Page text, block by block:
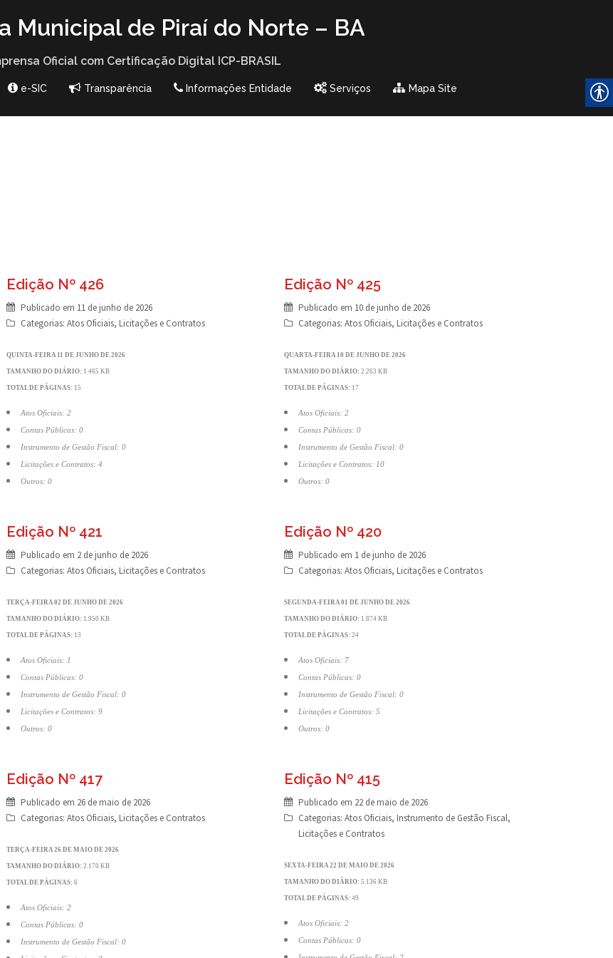
Municipal de Piraí do Norte – BA
Oficial com Certificação Digital ICP-BRASIL
e-SIC Transparência Informações Entidade Serviços Mapa Site
Edição Nº 426
Publicado em 11 de junho de 2026
Categorias: Atos Oficiais, Licitações e Contratos
QUINTA-FEIRA 11 DE JUNHO DE 2026
TAMANHO DO DIÁRIO: 1.465 KB
TOTAL DE PÁGINAS: 15
Atos Oficiais: 2
Contas Públicas: 0
Instrumento de Gestão Fiscal: 0
Licitações e Contratos: 4
Outros: 0
Edição Nº 425
Publicado em 10 de junho de 2026
Categorias: Atos Oficiais, Licitações e Contratos
QUARTA-FEIRA 10 DE JUNHO DE 2026
TAMANHO DO DIÁRIO: 2.263 KB
TOTAL DE PÁGINAS: 17
Atos Oficiais: 2
Contas Públicas: 0
Instrumento de Gestão Fiscal: 0
Licitações e Contratos: 10
Outros: 0
Edição Nº 421
Publicado em 2 de junho de 2026
Categorias: Atos Oficiais, Licitações e Contratos
TERÇA-FEIRA 02 DE JUNHO DE 2026
TAMANHO DO DIÁRIO: 1.950 KB
TOTAL DE PÁGINAS: 13
Atos Oficiais: 1
Contas Públicas: 0
Instrumento de Gestão Fiscal: 0
Licitações e Contratos: 9
Outros: 0
Edição Nº 420
Publicado em 1 de junho de 2026
Categorias: Atos Oficiais, Licitações e Contratos
SEGUNDA-FEIRA 01 DE JUNHO DE 2026
TAMANHO DO DIÁRIO: 1.874 KB
TOTAL DE PÁGINAS: 24
Atos Oficiais: 7
Contas Públicas: 0
Instrumento de Gestão Fiscal: 0
Licitações e Contratos: 5
Outros: 0
Edição Nº 417
Publicado em 26 de maio de 2026
Categorias: Atos Oficiais, Licitações e Contratos
TERÇA-FEIRA 26 DE MAIO DE 2026
TAMANHO DO DIÁRIO: 2.170 KB
TOTAL DE PÁGINAS: 6
Atos Oficiais: 2
Contas Públicas: 0
Instrumento de Gestão Fiscal: 0
Edição Nº 415
Publicado em 22 de maio de 2026
Categorias: Atos Oficiais, Instrumento de Gestão Fiscal,
Licitações e Contratos
SEXTA-FEIRA 22 DE MAIO DE 2026
TAMANHO DO DIÁRIO: 5.136 KB
TOTAL DE PÁGINAS: 49
Atos Oficiais: 2
Contas Públicas: 0